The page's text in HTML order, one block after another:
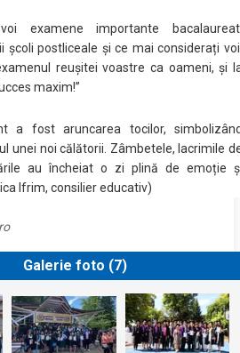
examene importante
școli postliceale și ce mai considerați
reușitei voastre ca oameni, și
maxim!”
a fost aruncarea tocilor,
unei noi călătorii. Zâmbetele, lacrimile
au încheiat o zi plină de emoție
Ifrim, consilier educativ)
Galerie foto (7)